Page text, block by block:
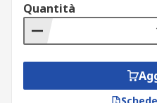
Quantità